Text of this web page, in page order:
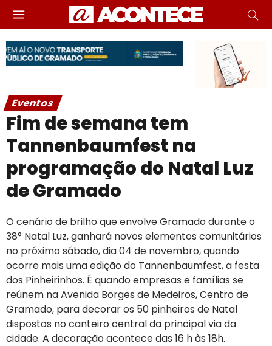
Eventos
Fim de semana tem
Tannenbaumfest na
programação do Natal Luz
de Gramado
O cenário de brilho que envolve Gramado durante o
38° Natal Luz, ganhará novos elementos comunitários
no próximo sábado, dia 04 de novembro, quando
ocorre mais uma edição do Tannenbaumfest, a festa
dos Pinheirinhos. É quando empresas e famílias se
reúnem na Avenida Borges de Medeiros, Centro de
Gramado, para decorar os 50 pinheiros de Natal
dispostos no canteiro central da principal via da
cidade. A decoração acontece das 16 h às 18h.